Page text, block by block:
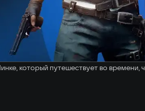
который путешествует во времени,